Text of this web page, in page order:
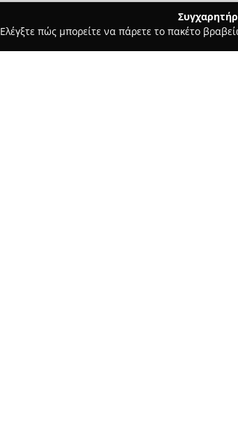
Ελέγξτε πώς μπορείτε να πάρετε το πακέτο